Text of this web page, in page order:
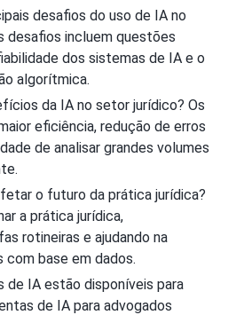
desafios do uso de IA no
desafios incluem questões
dos sistemas de IA e o
algorítmica.
da IA no setor jurídico? Os
eficiência, redução de erros
de analisar grandes volumes
o futuro da prática jurídica?
a prática jurídica,
rotineiras e ajudando na
base em dados.
de IA estão disponíveis para
de IA para advogados